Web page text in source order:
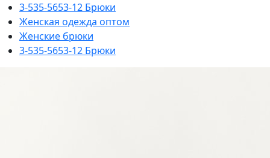
3-535-5653-12 Брюки
Женская одежда оптом
Женские брюки
3-535-5653-12 Брюки